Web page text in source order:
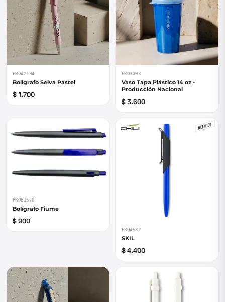
PROA2194
Bolígrafo Selva Pastel
$ 1.700
PRO3303
Vaso Tapa Plástico 14 oz -
Producción Nacional
$ 3.600
PROB1670
Bolígrafo Fiume
$ 900
PRO4532
SKIL
$ 4.400